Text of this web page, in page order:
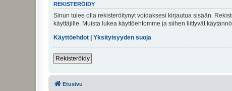
REKISTERÖIDY
Sinun tulee olla rekisteröitynyt voidaksesi kirjautua sisään.
käyttäjille. Muista lukea käyttöehtomme ja siihen liittyvät
Käyttöehdot
Yksityisyyden suoja
Rekisteröidy
Etusivu